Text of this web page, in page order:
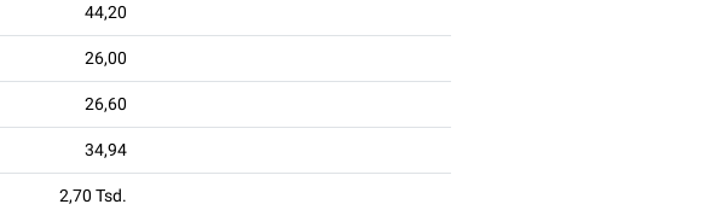
44,20
26,00
26,60
34,94
2,70 Tsd.